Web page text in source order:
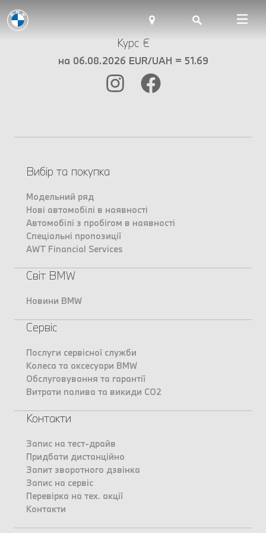
Курс €
на 06.08.2026 EUR/UAH = 51.69
Вибір та покупка
Модельний ряд
Нові автомобілі в наявності
Автомобілі з пробігом в наявності
Спеціальні пропозиції
AWT Financial Services
Світ BMW
Новини BMW
Сервіс
Послуги сервісної служби
Колеса та аксесуари BMW
Обслуговування та гарантії
Витрати палива та викиди CO2
Контакти
Запис на тест-драйв
Придбати дистанційно
Запит зворотного дзвінка
Запис на сервіс
Перевірка на тех. акції
Контакти